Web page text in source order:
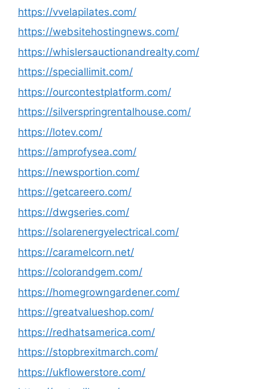
https://vvelapilates.com/
https://websitehostingnews.com/
https://whislersauctionandrealty.com/
https://speciallimit.com/
https://ourcontestplatform.com/
https://silverspringrentalhouse.com/
https://lotev.com/
https://amprofysea.com/
https://newsportion.com/
https://getcareero.com/
https://dwgseries.com/
https://solarenergyelectrical.com/
https://caramelcorn.net/
https://colorandgem.com/
https://homegrowngardener.com/
https://greatvalueshop.com/
https://redhatsamerica.com/
https://stopbrexitmarch.com/
https://ukflowerstore.com/